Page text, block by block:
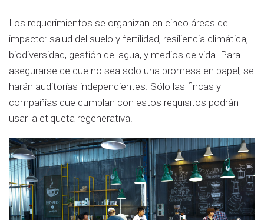
Los requerimientos se organizan en cinco áreas de
impacto: salud del suelo y fertilidad, resiliencia climática,
biodiversidad, gestión del agua, y medios de vida. Para
asegurarse de que no sea solo una promesa en papel, se
harán auditorías independientes. Sólo las fincas y
compañías que cumplan con estos requisitos podrán
usar la etiqueta regenerativa.